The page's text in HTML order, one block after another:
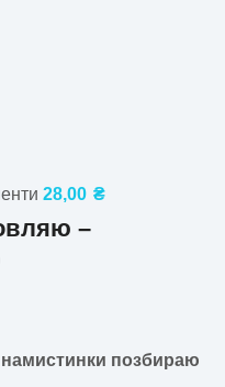
28,00 ₴
–
позбираю